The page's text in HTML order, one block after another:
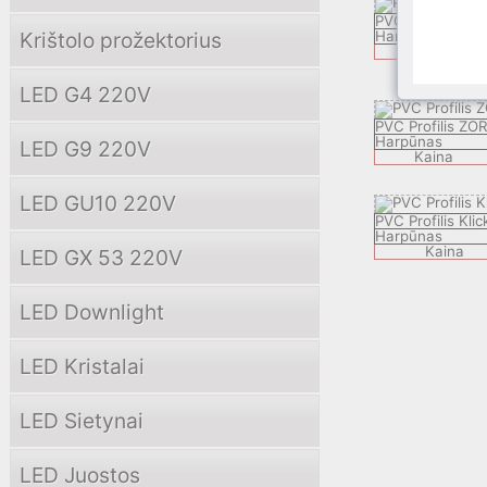
Krištolo prožektorius
LED G4 220V
LED G9 220V
LED GU10 220V
LED GX 53 220V
LED Downlight
LED Kristalai
LED Sietynai
LED Juostos
PVC Profilis
Harpūnas
PVC Profilis
Harpūnas
Kaina
PVC Profilis
Harpūnas
Kaina